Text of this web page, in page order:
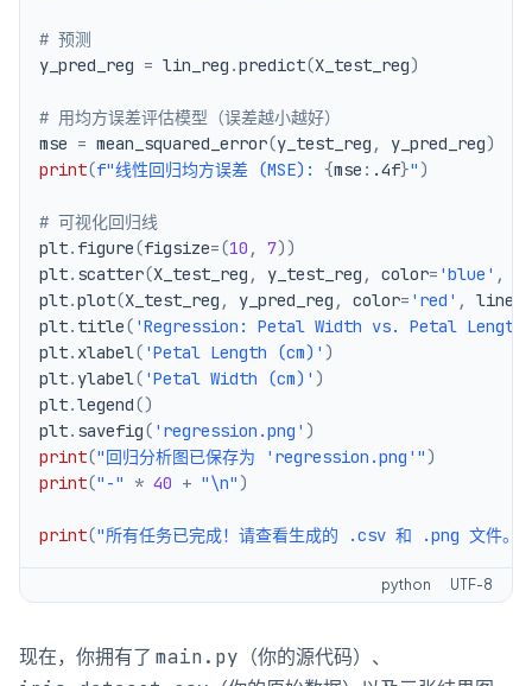
# 预测
y_pred_reg = lin_reg .predict(X_test_reg)
# 用均方误差评估模型（误差越小越好）
mse = mean_squared_error(y_test_reg , y_pred_reg)
print(f"线性回归均方误差 (MSE): {mse : .4f}" )
# 可视化回归线
plt. figure(figsize=(10 , 7) )
plt. scatter(X_test_reg , y_test_reg , color= 'blue' ,
plt.plot(X_test_reg , y_pred_reg , color= 'red' ,
plt. title( 'Regression: Petal Width vs. Petal Length'
plt. xlabel( 'Petal Length (cm)' )
plt. ylabel( 'Petal Width (cm)' )
plt.legend()
plt. savefig( 'regression.png' )
print("回归分析图已保存为 'regression.png'" )
print("-" * 40 + "\n" )
print("所有任务已完成！请查看生成的 .csv 和 .png 文件。"
python UTF-8
现在，你拥有了 main.py （你的源代码）、